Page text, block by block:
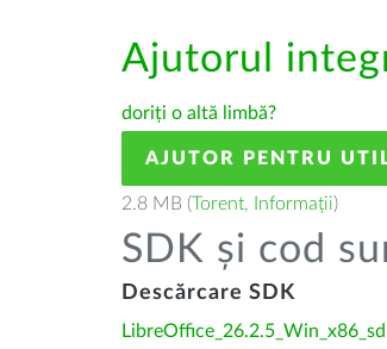
Ajutorul
doriți o altă limbă?
AJUTOR PENTRU
2.8 MB (Torent, Informații)
SDK și cod
Descărcare SDK